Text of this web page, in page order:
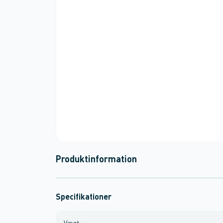
Produktinformation
Specifikationer